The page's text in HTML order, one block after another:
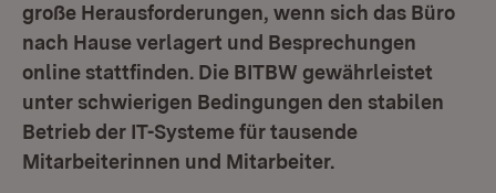
große Herausforderungen, wenn sich das Büro
nach Hause verlagert und Besprechungen
online stattfinden. Die BITBW gewährleistet
unter schwierigen Bedingungen den stabilen
Betrieb der IT-Systeme für tausende
Mitarbeiterinnen und Mitarbeiter.